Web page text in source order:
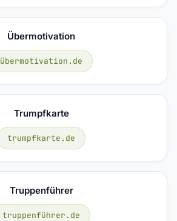
Übermotivation
übermotivation.de
Trumpfkarte
trumpfkarte.de
Truppenführer
truppenführer.de